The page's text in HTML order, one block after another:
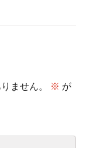
ません。 ※ が